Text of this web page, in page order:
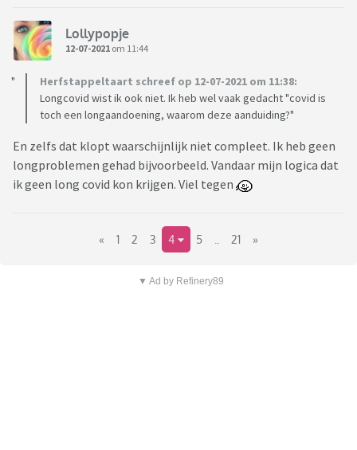
Lollypopje
12-07-2021 om 11:44
Herfstappeltaart schreef op 12-07-2021 om 11:38:
Longcovid wist ik ook niet. Ik heb wel vaak gedacht "covid is
toch een longaandoening, waarom deze aanduiding?"
En zelfs dat klopt waarschijnlijk niet compleet. Ik heb geen
longproblemen gehad bijvoorbeeld. Vandaar mijn logica dat
ik geen long covid kon krijgen. Viel tegen
« 1 2 3 4 5 21 »
▼ Ad by Refinery89